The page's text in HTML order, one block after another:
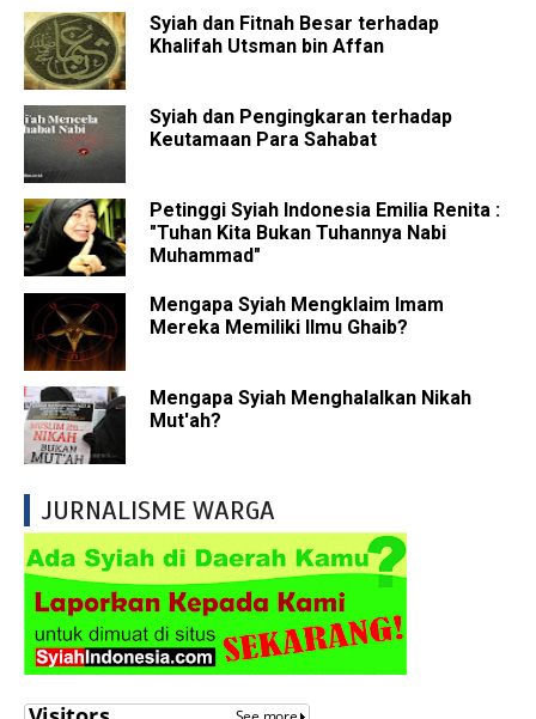
Syiah dan Fitnah Besar terhadap
Khalifah Utsman bin Affan
Syiah dan Pengingkaran terhadap
Keutamaan Para Sahabat
Petinggi Syiah Indonesia Emilia Renita :
"Tuhan Kita Bukan Tuhannya Nabi
Muhammad"
Mengapa Syiah Mengklaim Imam
Mereka Memiliki Ilmu Ghaib?
Mengapa Syiah Menghalalkan Nikah
Mut'ah?
JURNALISME WARGA